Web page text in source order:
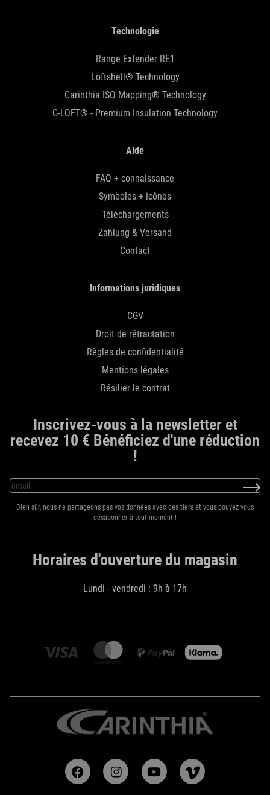
Technologie
Range Extender RE1
Loftshell® Technology
Carinthia ISO Mapping® Technology
G-LOFT® - Premium Insulation Technology
Aide
FAQ + connaissance
Symboles + icônes
Téléchargements
Zahlung & Versand
Contact
Informations juridiques
CGV
Droit de rétractation
Règles de confidentialité
Mentions légales
Résilier le contrat
Inscrivez-vous à la newsletter et
recevez 10 € Bénéficiez d'une réduction
!
Bien sûr, nous ne partageons pas vos données avec des tiers et vous pouvez vous
désabonner à tout moment !
Horaires d'ouverture du magasin
Lundi - vendredi : 9h à 17h